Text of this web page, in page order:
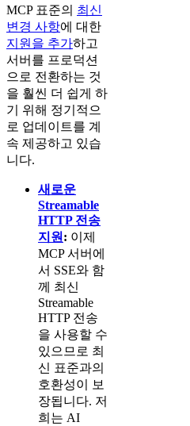
MCP 표준의 최신
변경 사항에 대한
지원을 추가하고
서버를 프로덕션
으로 전환하는 것
을 훨씬 더 쉽게 하
기 위해 정기적으
로 업데이트를 계
속 제공하고 있습
니다.
새로운
Streamable
HTTP 전송
지원 : 이제
MCP 서버에
서 SSE와 함
께 최신
Streamable
HTTP 전송
을 사용할 수
있으므로 최
신 표준과의
호환성이 보
장됩니다. 저
희는 AI